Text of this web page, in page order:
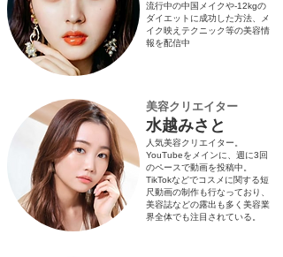
​流行中の中国メイクや-12kgの
ダイエットに成功した方法、メ
イク映えテクニック等の美容情
報を配信中
美容クリエイター
水越みさと
人気美容クリエイター。
YouTubeをメインに、週に3回
のペースで動画を投稿中。
TikTokなどでコスメに関する短
尺動画の制作も行なっており、
美容誌などの露出も多く美容業
界全体でも注目されている。